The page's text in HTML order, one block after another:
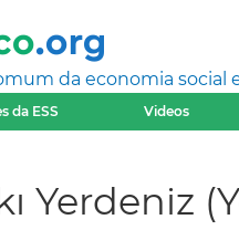
da economia social
da ESS Videos
Yerdeniz